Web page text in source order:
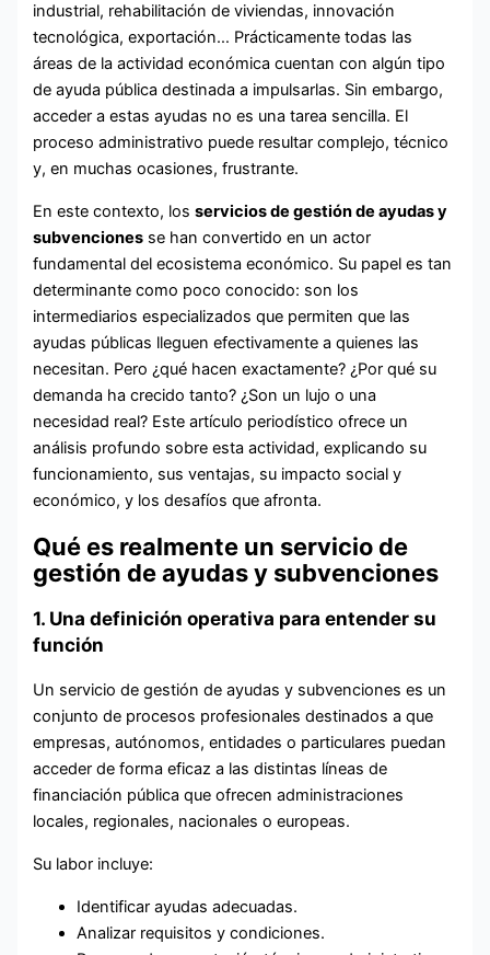
industrial, rehabilitación de viviendas, innovación
tecnológica, exportación… Prácticamente todas las
áreas de la actividad económica cuentan con algún tipo
de ayuda pública destinada a impulsarlas. Sin embargo,
acceder a estas ayudas no es una tarea sencilla. El
proceso administrativo puede resultar complejo, técnico
y, en muchas ocasiones, frustrante.
En este contexto, losservicios de gestión de ayudas y
subvenciones se han convertido en un actor
fundamental del ecosistema económico. Su papel es tan
determinante como poco conocido: son los
intermediarios especializados que permiten que las
ayudas públicas lleguen efectivamente a quienes las
necesitan. Pero ¿qué hacen exactamente? ¿Por qué su
demanda ha crecido tanto? ¿Son un lujo o una
necesidad real? Este artículo periodístico ofrece un
análisis profundo sobre esta actividad, explicando su
funcionamiento, sus ventajas, su impacto social y
económico, y los desafíos que afronta.
Qué es realmente un servicio de
gestión de ayudas y subvenciones
1. Una definición operativa para entender su
función
Un servicio de gestión de ayudas y subvenciones es un
conjunto de procesos profesionales destinados a que
empresas, autónomos, entidades o particulares puedan
acceder de forma eficaz a las distintas líneas de
financiación pública que ofrecen administraciones
locales, regionales, nacionales o europeas.
Su labor incluye:
Identificar ayudas adecuadas.
Analizar requisitos y condiciones.